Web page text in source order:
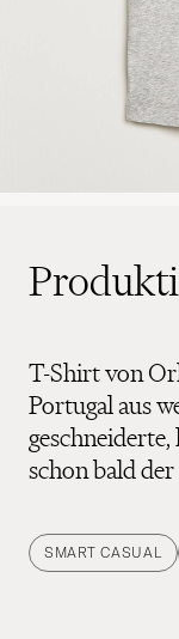
T-Shirt von
Portugal aus
schon bald
SMART CASUAL